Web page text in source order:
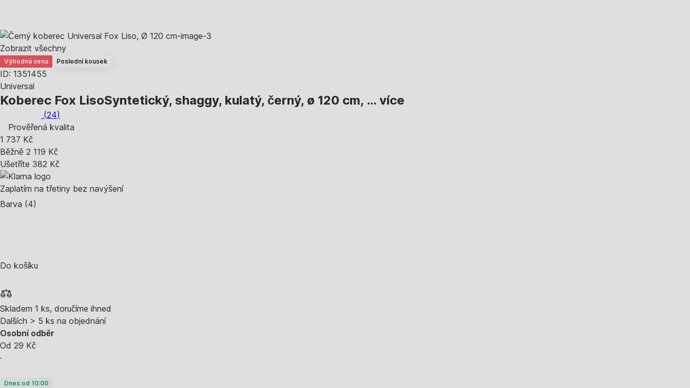
Zobrazit všechny
Výhodná cena Poslední kousek
ID: 1351455
Universal
Koberec Fox LisoSyntetický, shaggy, kulatý, černý, ø 120 cm, … více
(24)
Prověřená kvalita
1 737 Kč
Běžně 2 119 Kč
Ušetříte 382 Kč
Zaplatím na třetiny bez navýšení
Barva (4)
Do košíku
Skladem 1 ks, doručíme ihned
Dalších > 5 ks na objednání
Osobní odběr
Od 29 Kč
·
Dnes od 10:00